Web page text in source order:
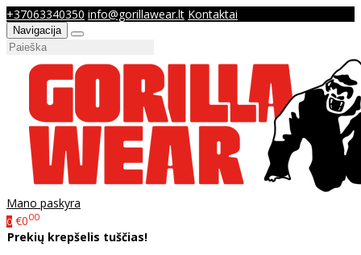
+37063340350 info@gorillawear.lt Kontaktai
Navigacija
Mano paskyra
0 €000
Prekių krepšelis tuščias!